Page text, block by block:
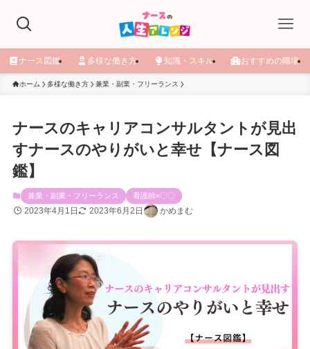
ナース図鑑 多様な働き方 知識・スキル おすすめの職場
ホーム 多様な働き方 兼業・副業・フリーランス
ナースのキャリアコンサルタントが見出
すナースのやりがいと幸せ【ナース図
鑑】
兼業・副業・フリーランス 看護師×〇〇
2023年4月1日 2023年6月2日 かめまむ